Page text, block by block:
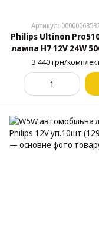
Артикул:
Philips Ultinon
лампа H7 12V 24W
5800K
3 440 грн/